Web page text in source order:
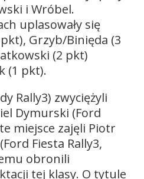
i Wróbel.
uplasowały się
pkt), Grzyb/Binięda (3
(2 pkt)
(1 pkt).
Rally3) zwyciężyli
Dymurski (Ford
miejsce zajęli Piotr
Fiesta Rally3,
obronili
tej klasy. O tytule